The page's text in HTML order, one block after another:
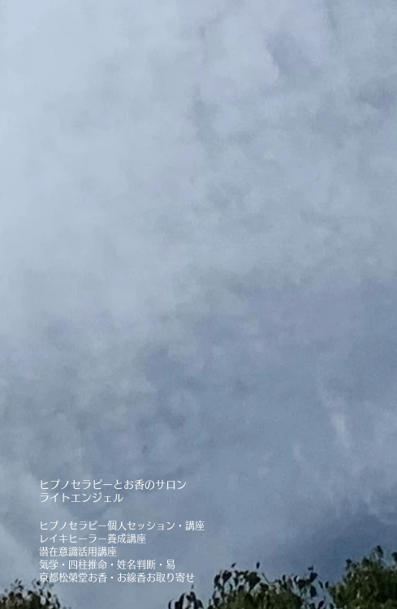
​ヒプノセラピーとお香のサロン
ライトエンジェル
​ヒプノセラピー個人セッション・講座
レイキヒーラー養成講座
潜在意識活用講座
気学・四柱推命・姓名判断・易
京都松榮堂お香・お線香お取り寄せ